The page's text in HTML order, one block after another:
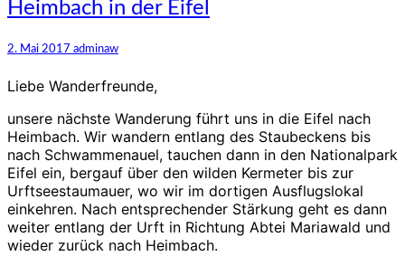
Heimbach
in
der
Eifel
Heimbach in der Eifel
2. Mai 2017 adminaw
Liebe Wanderfreunde,
unsere nächste Wanderung führt uns in die Eifel nach
Heimbach. Wir wandern entlang des Staubeckens bis
nach Schwammenauel, tauchen dann in den Nationalpark
Eifel ein, bergauf über den wilden Kermeter bis zur
Urftseestaumauer, wo wir im dortigen Ausflugslokal
einkehren. Nach entsprechender Stärkung geht es dann
weiter entlang der Urft in Richtung Abtei Mariawald und
wieder zurück nach Heimbach.